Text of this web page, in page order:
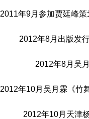
2011年9月参加贾廷峰
2012年8月出版发
2012年8月吴
2012年10月吴月霖《竹
2012年10月天津